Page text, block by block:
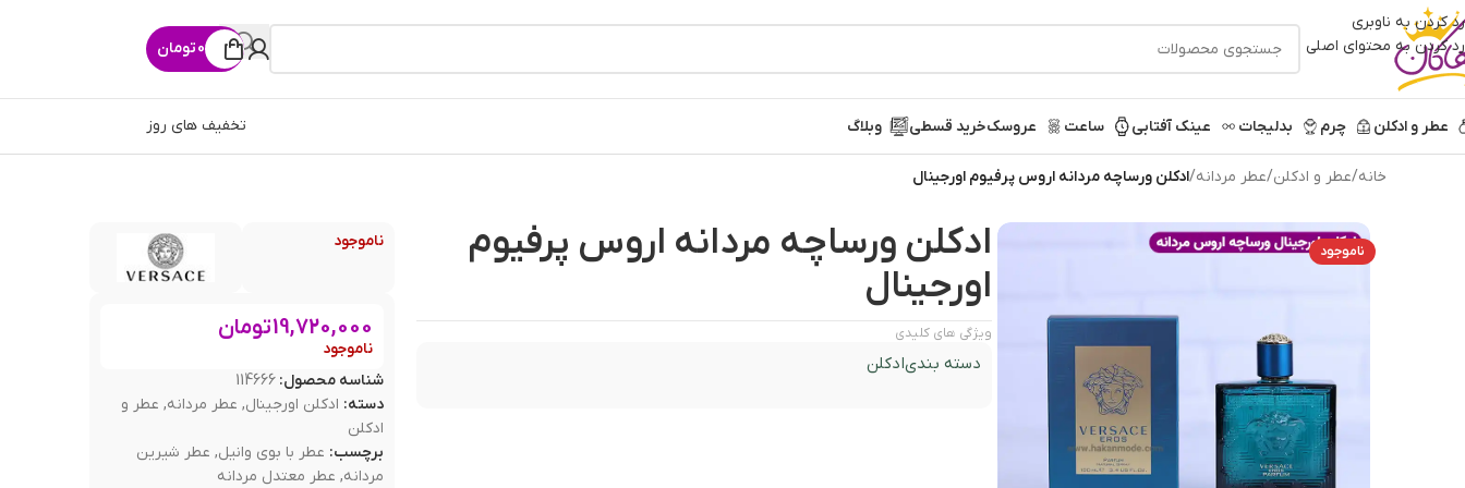
رد کردن به ناوبری
رد کردن به محتوای اصلی
0تومان
عطر و ادکلن چرم بدلیجات عینک آفتابی ساعت عروسکخرید قسطی وبلاگ تخفیف های روز
خانه/عطر و ادکلن/عطر مردانه/ادکلن ورساچه مردانه اروس پرفیوم اورجینال
ناموجود
19,720,000تومان
ناموجود
شناسه محصول: 114666
دسته: ادکلن اورجینال, عطر مردانه, عطر و
ادکلن
برچسب: عطر با بوی وانیل, عطر شیرین
مردانه, عطر معتدل مردانه
ناموجود
ادکلن ورساچه مردانه اروس پرفیوم
اورجینال
ویژگی های کلیدی
دسته بندیادکلن